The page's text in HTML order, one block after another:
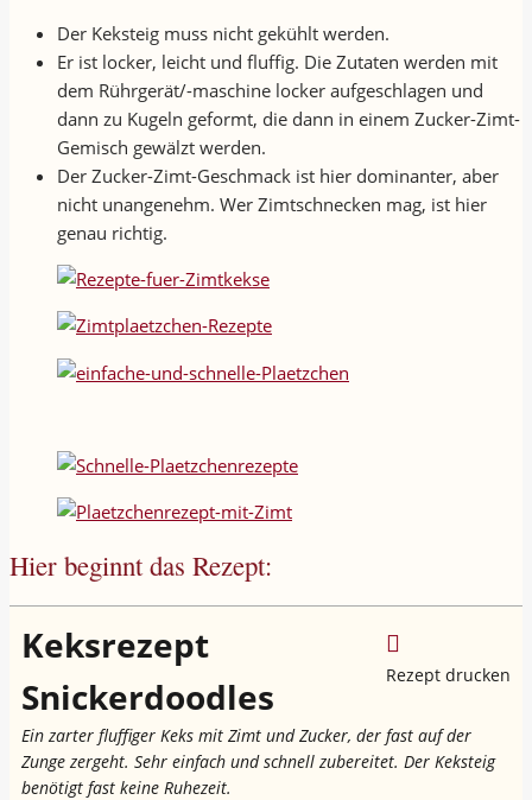
Der Keksteig muss nicht gekühlt werden.
Er ist locker, leicht und fluffig. Die Zutaten werden mit
dem Rührgerät/-maschine locker aufgeschlagen und
dann zu Kugeln geformt, die dann in einem Zucker-Zimt-
Gemisch gewälzt werden.
Der Zucker-Zimt-Geschmack ist hier dominanter, aber
nicht unangenehm. Wer Zimtschnecken mag, ist hier
genau richtig.
Hier beginnt das Rezept:
Rezept drucken
Keksrezept
Snickerdoodles
Ein zarter fluffiger Keks mit Zimt und Zucker, der fast auf der
Zunge zergeht. Sehr einfach und schnell zubereitet. Der Keksteig
benötigt fast keine Ruhezeit.